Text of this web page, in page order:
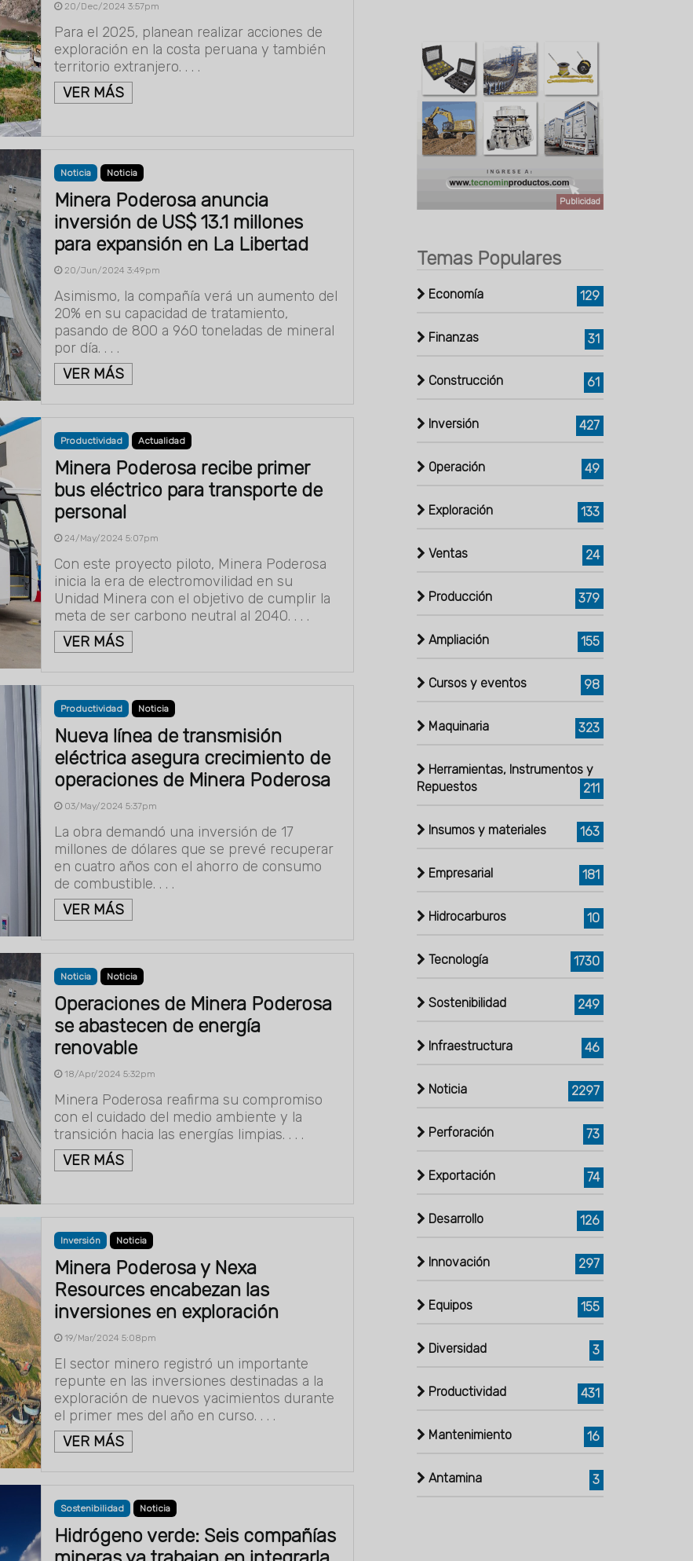
20/Dec/2024 3:57pm
Para el 2025, planean realizar acciones de
exploración en la costa peruana y también
territorio extranjero. . . .
VER MÁS
Noticia Noticia
Minera Poderosa anuncia
inversión de US$ 13.1 millones
para expansión en La Libertad
20/Jun/2024 3:49pm
Asimismo, la compañía verá un aumento del
20% en su capacidad de tratamiento,
pasando de 800 a 960 toneladas de mineral
por día. . . .
VER MÁS
Productividad Actualidad
Minera Poderosa recibe primer
bus eléctrico para transporte de
personal
24/May/2024 5:07pm
Con este proyecto piloto, Minera Poderosa
inicia la era de electromovilidad en su
Unidad Minera con el objetivo de cumplir la
meta de ser carbono neutral al 2040. . . .
VER MÁS
Productividad Noticia
Nueva línea de transmisión
eléctrica asegura crecimiento de
operaciones de Minera Poderosa
03/May/2024 5:37pm
La obra demandó una inversión de 17
millones de dólares que se prevé recuperar
en cuatro años con el ahorro de consumo
de combustible. . . .
VER MÁS
Noticia Noticia
Operaciones de Minera Poderosa
se abastecen de energía
renovable
18/Apr/2024 5:32pm
Minera Poderosa reafirma su compromiso
con el cuidado del medio ambiente y la
transición hacia las energías limpias. . . .
VER MÁS
Inversión Noticia
Minera Poderosa y Nexa
Resources encabezan las
inversiones en exploración
19/Mar/2024 5:08pm
El sector minero registró un importante
repunte en las inversiones destinadas a la
exploración de nuevos yacimientos durante
el primer mes del año en curso. . . .
VER MÁS
Sostenibilidad Noticia
Hidrógeno verde: Seis compañías
Publicidad
Temas Populares
Economía 129
Finanzas 31
Construcción 61
Inversión 427
Operación 49
Exploración 133
Ventas 24
Producción 379
Ampliación 155
Cursos y eventos 98
Maquinaria 323
Herramientas, Instrumentos y
Repuestos
211
Insumos y materiales 163
Empresarial 181
Hidrocarburos 10
Tecnología 1730
Sostenibilidad 249
Infraestructura 46
Noticia 2297
Perforación 73
Exportación 74
Desarrollo 126
Innovación 297
Equipos 155
Diversidad 3
Productividad 431
Mantenimiento 16
Antamina 3